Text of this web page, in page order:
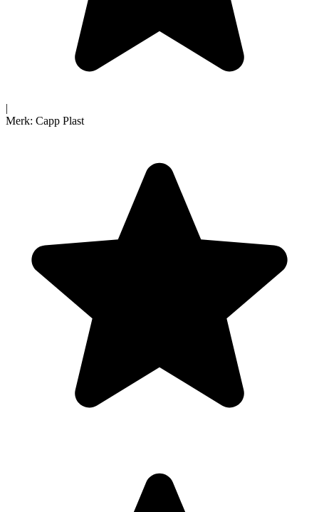
|
Merk: Capp Plast